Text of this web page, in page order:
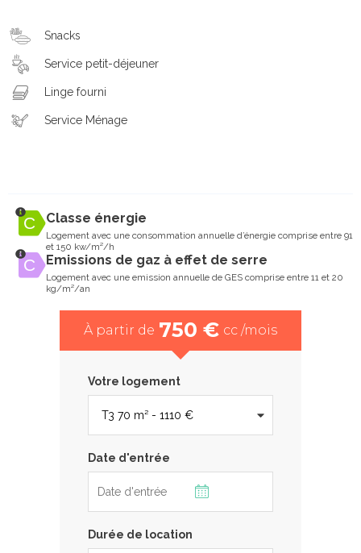
Snacks
Service petit-déjeuner
Linge fourni
Service Ménage
Classe énergie
Logement avec une consommation annuelle d’énergie comprise entre 91
et 150 kw/m²/h
Emissions de gaz à effet de serre
Logement avec une emission annuelle de GES comprise entre 11 et 20
kg/m²/an
À partir de 750 € cc /mois
Votre logement
Date d'entrée
Durée de location